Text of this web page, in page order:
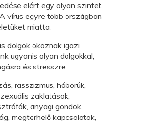
elért egy olyan szintet,
vírus egyre több országban
miatta.
dolgok okoznak igazi
ugyanis olyan dolgokkal,
és stresszre.
rasszizmus, háborúk,
zaklatások,
anyagi gondok,
megterhelő kapcsolatok,